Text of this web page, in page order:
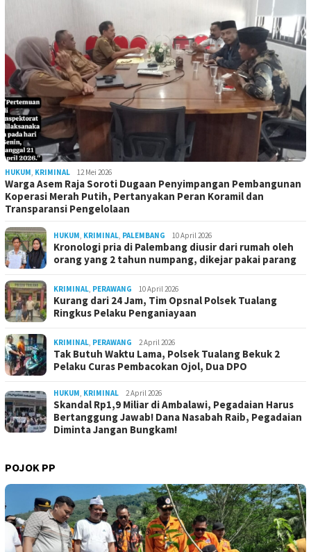
HUKUM, KRIMINAL 12 Mei 2026
Warga Asem Raja Soroti Dugaan Penyimpangan Pembangunan
Koperasi Merah Putih, Pertanyakan Peran Koramil dan
Transparansi Pengelolaan
HUKUM, KRIMINAL, PALEMBANG 10 April 2026
Kronologi pria di Palembang diusir dari rumah oleh
orang yang 2 tahun numpang, dikejar pakai parang
KRIMINAL, PERAWANG 10 April 2026
Kurang dari 24 Jam, Tim Opsnal Polsek Tualang
Ringkus Pelaku Penganiayaan
KRIMINAL, PERAWANG 2 April 2026
Tak Butuh Waktu Lama, Polsek Tualang Bekuk 2
Pelaku Curas Pembacokan Ojol, Dua DPO
HUKUM, KRIMINAL 2 April 2026
Skandal Rp1,9 Miliar di Ambalawi, Pegadaian Harus
Bertanggung Jawab! Dana Nasabah Raib, Pegadaian
Diminta Jangan Bungkam!
POJOK PP